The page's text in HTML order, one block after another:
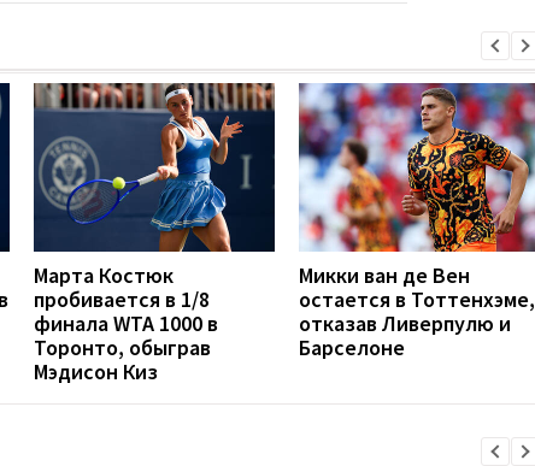
Марта Костюк
пробивается в 1/8
финала WTA 1000 в
Торонто, обыграв
Мэдисон Киз
Микки ван де Вен
остается в Тоттенхэме,
отказав Ливерпулю и
Барселоне